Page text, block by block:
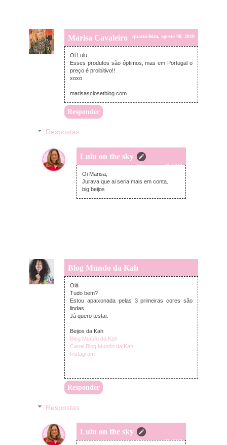
Marisa Cavaleiro quarta-feira, agosto 08, 2018
Oi Lulu
Esses produtos são óptimos, mas em Portugal o
preço é proibitivo!!
xoxo
marisasclosetblog.com
Responder
Respostas
Lulu on the sky
quarta-feira, agosto 08, 2018
Oi Marisa,
Jurava que ai seria mais em conta.
big beijos
Blog Mundo da Kah
quarta-feira, agosto 08, 2018
Olá
Tudo bem?
Estou apaixonada pelas 3 primeiras cores são
lindas.
Já quero testar.
Beijos da Kah
Blog Mundo da Kah
Canal Blog Mundo da Kah
Instagram
Responder
Respostas
Lulu on the sky
quarta-feira, agosto 08, 2018